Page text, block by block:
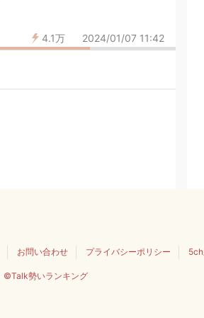
4.1万 2024/01/07 11:42
お問い合わせ プライバシーポリシー
©Talk勢いランキング